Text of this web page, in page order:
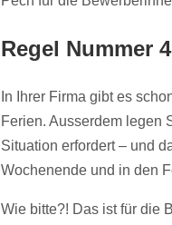
Regel Nummer
In Ihrer Firma gibt es
Ferien. Ausserdem legen
Situation erfordert – und
Wochenende und in den
Wie bitte?! Das ist für die